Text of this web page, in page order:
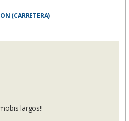
(CARRETERA)
largos!!